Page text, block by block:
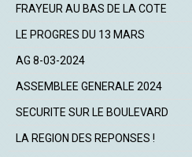
FRAYEUR AU BAS DE LA COTE
LE PROGRES DU 13 MARS
AG 8-03-2024
ASSEMBLEE GENERALE 2024
SECURITE SUR LE BOULEVARD
LA REGION DES REPONSES !